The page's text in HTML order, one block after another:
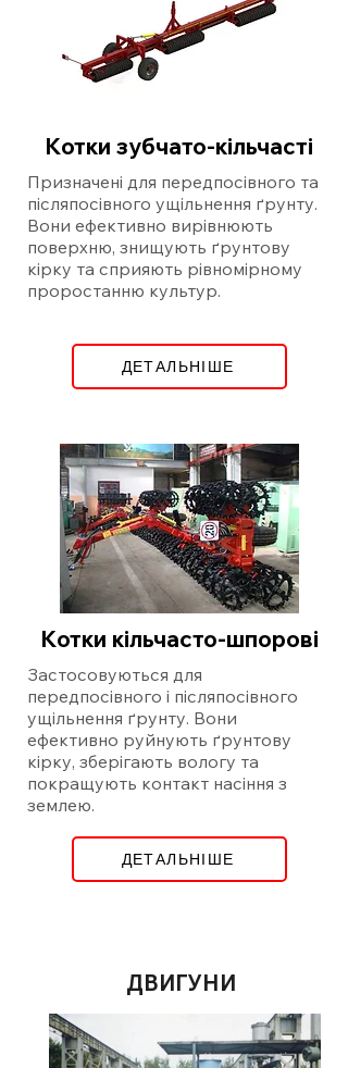
Котки зубчато-кільчасті
Призначені для передпосівного та
післяпосівного ущільнення ґрунту.
Вони ефективно вирівнюють
поверхню, знищують ґрунтову
кірку та сприяють рівномірному
проростанню культур.
ДЕТАЛЬНІШЕ
Котки кільчасто-шпорові
Застосовуються для
передпосівного і післяпосівного
ущільнення ґрунту. Вони
ефективно руйнують ґрунтову
кірку, зберігають вологу та
покращують контакт насіння з
землею.
ДЕТАЛЬНІШЕ
ДВИГУНИ